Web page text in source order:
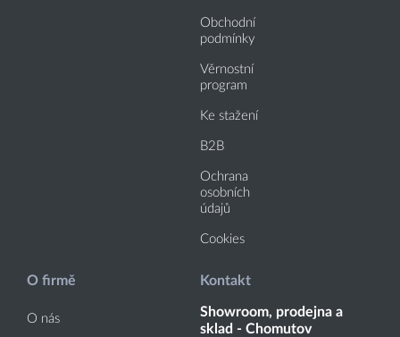
Obchodní
podmínky
Věrnostní
program
Ke stažení
B2B
Ochrana
osobních
údajů
Cookies
O firmě
O nás
Kontakt
Showroom, prodejna a
sklad - Chomutov